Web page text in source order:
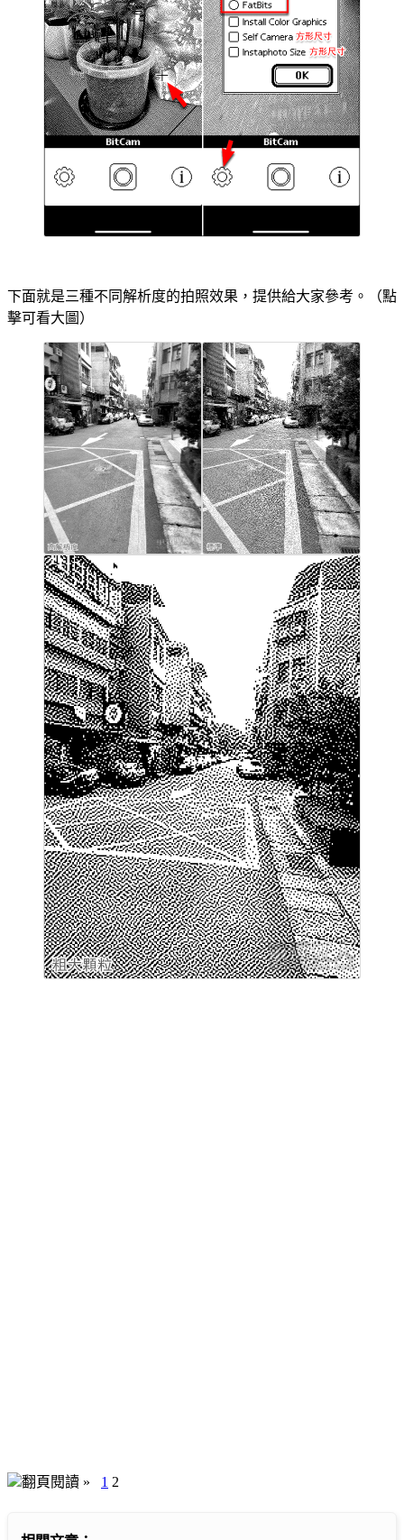
下面就是三種不同解析度的拍照效果，提供給大家參考。（點
擊可看大圖）
翻頁閱讀 » 1 2